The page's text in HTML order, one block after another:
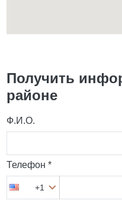
Получить
районе
Ф.И.О.
Телефон *
+1